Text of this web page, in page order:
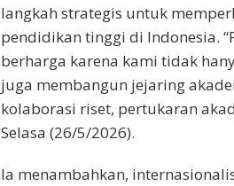
langkah strategis untuk
pendidikan tinggi di Indonesia.
berharga karena kami tidak
juga membangun jejaring
kolaborasi riset, pertukaran
Selasa (26/5/2026).
Ia menambahkan,